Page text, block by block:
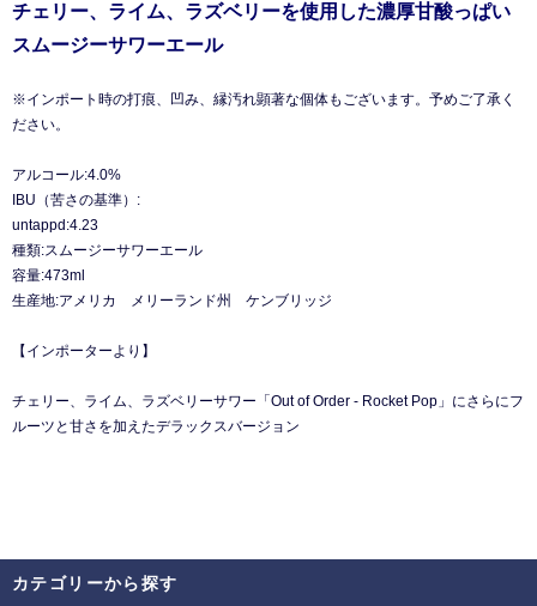
チェリー、ライム、ラズベリーを使用した濃厚甘酸っぱい
スムージーサワーエール
※インポート時の打痕、凹み、縁汚れ顕著な個体もございます。予めご了承く
ださい。
アルコール:4.0%
IBU（苦さの基準）:
untappd:4.23
種類:スムージーサワーエール
容量:473ml
生産地:アメリカ メリーランド州 ケンブリッジ
【インポーターより】
チェリー、ライム、ラズベリーサワー「Out of Order - Rocket Pop」にさらにフ
ルーツと甘さを加えたデラックスバージョン
カテゴリーから探す